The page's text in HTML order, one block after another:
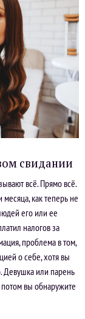
свидании
всё. Прямо всё.
как теперь не
его или ее
налогов за
проблема в том,
о себе, хотя вы
Девушка или парень
потом вы обнаружите